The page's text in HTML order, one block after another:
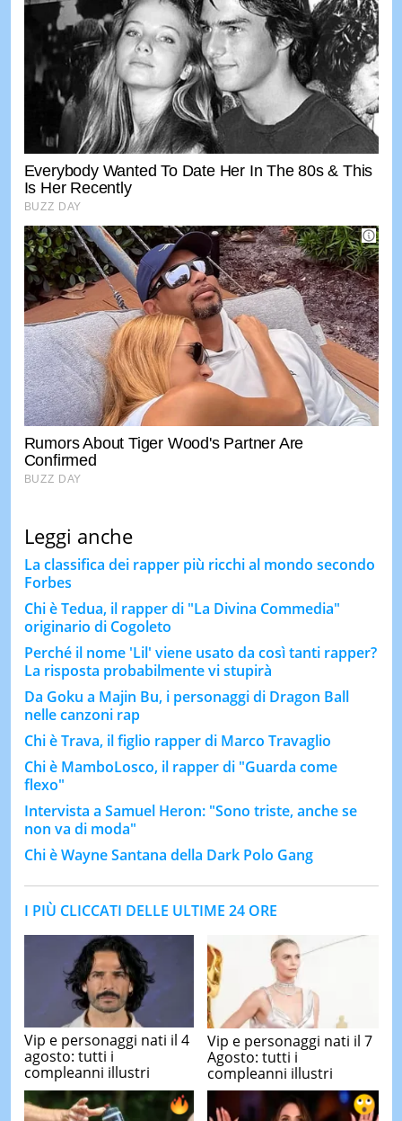
Leggi anche
La classifica dei rapper più ricchi al mondo secondo
Forbes
Chi è Tedua, il rapper di "La Divina Commedia"
originario di Cogoleto
Perché il nome 'Lil' viene usato da così tanti rapper?
La risposta probabilmente vi stupirà
Da Goku a Majin Bu, i personaggi di Dragon Ball
nelle canzoni rap
Chi è Trava, il figlio rapper di Marco Travaglio
Chi è MamboLosco, il rapper di "Guarda come
flexo"
Intervista a Samuel Heron: "Sono triste, anche se
non va di moda"
Chi è Wayne Santana della Dark Polo Gang
I PIÙ CLICCATI DELLE ULTIME 24 ORE
Vip e personaggi nati il 4
agosto: tutti i
compleanni illustri
Vip e personaggi nati il 7
Agosto: tutti i
compleanni illustri